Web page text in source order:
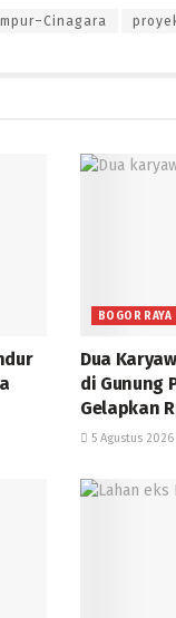
BOGOR RAYA
Dua
di Gunung
Gelapkan
5 Agustus 2026